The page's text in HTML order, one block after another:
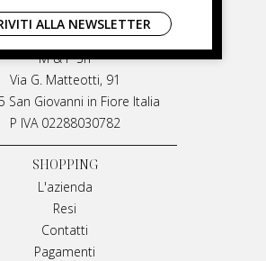
LIVIANA MIRARCHI
M & P Srl
Via G. Matteotti, 91
San Giovanni in Fiore Italia
P IVA 02288030782
SHOPPING
L'azienda
Resi
Contatti
Pagamenti
ALLA NEWSLETTER